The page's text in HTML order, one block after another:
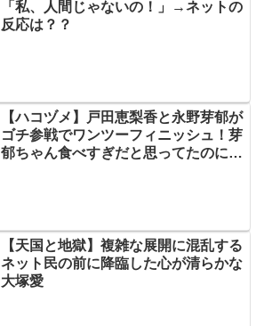
「私、人間じゃないの！」→ネットの
反応は？？
【ハコヅメ】戸田恵梨香と永野芽郁が
ゴチ参戦でワンツーフィニッシュ！芽
郁ちゃん食べすぎだと思ってたのに強
【天国と地獄】複雑な展開に混乱する
ネット民の前に降臨した心が清らかな
大塚愛